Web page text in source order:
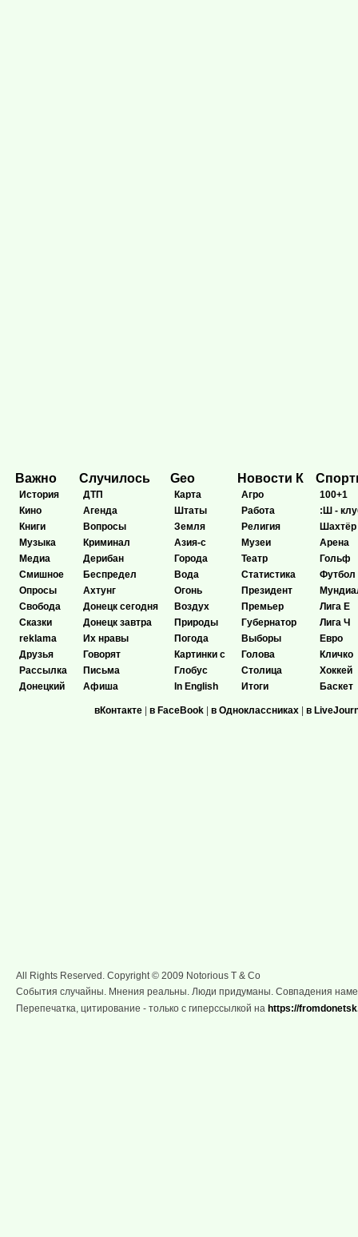
Важно
История
Кино
Книги
Музыка
Медиа
Смишное
Опросы
Свобода
Сказки
reklama
Друзья
Рассылка
Донецкий
Случилось
ДТП
Агенда
Вопросы
Криминал
Дерибан
Беспредел
Ахтунг
Донецк сегодня
Донецк завтра
Их нравы
Говорят
Письма
Афиша
Geo
Карта
Штаты
Земля
Азия-с
Города
Вода
Огонь
Воздух
Природы
Погода
Картинки с
Глобус
In English
Новости К
Агро
Работа
Религия
Музеи
Театр
Статистика
Президент
Премьер
Губернатор
Выборы
Голова
Столица
Итоги
100+1
:Ш -
Шахтёр
Арена
Гольф
Футбол
Лига Е
Лига Ч
Евро
Кличко
Хоккей
Баскет
вКонтакте | в FaceBook | в Одноклассниках | в
All Rights Reserved. Copyright © 2009 Notorious T & Co
События случайны. Мнения реальны. Люди придуманы. Совпадения
Перепечатка, цитирование - только с гиперссылкой на https://